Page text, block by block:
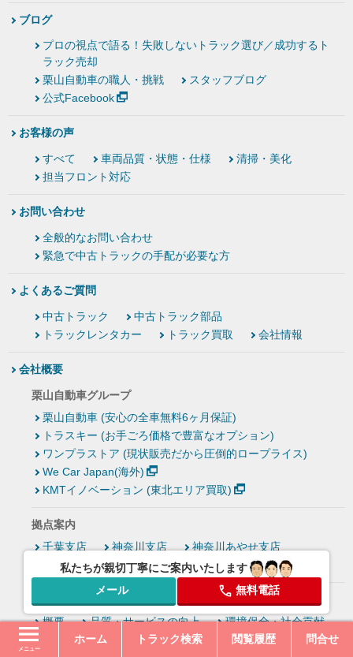
メニュー
ホーム トラック検索 閲覧履歴 問合せ
私たちが親切丁寧にご案内いたします
メール
無料電話
ブログ
プロの視点で語る！失敗しないトラック選び／成功するト
ラック売却
栗山自動車の職人・挑戦
スタッフブログ
公式Facebook
お客様の声
すべて 車両品質・状態・仕様
清掃・美化
担当フロント対応
お問い合わせ
全般的なお問い合わせ
緊急で中古トラックの手配が必要な方
よくあるご質問
中古トラック
中古トラック部品
トラックレンタカー
トラック買取 会社情報
会社概要
栗山自動車グループ
栗山自動車 (安心の全車無料6ヶ月保証)
トラスキー (お手ごろ価格で豊富なオプション)
ワンプラストア (現状販売だから圧倒的ロープライス)
We Car Japan(海外)
KMTイノベーション (東北エリア買取)
拠点案内
千葉支店
神奈川支店
神奈川あやせ支店
東京支店
概要
品質・サービスの向上
環境保全・社会貢献
その他